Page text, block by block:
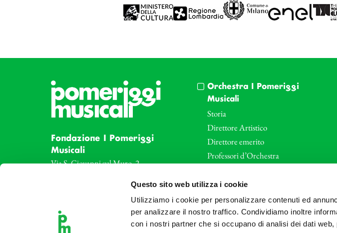
Questo sito web utilizza i cookie
Utilizziamo i cookie per personalizzare contenuti ed
per analizzare il nostro traffico. Condividiamo inoltre
con i nostri partner che si occupano di analisi dei dati
Fondazione I Pomeriggi
Musicali
Via S. Giovanni sul Muro, 2
Tel: +39 02 87905
Orchestra I Pomeriggi
Musicali
Storia
Direttore Artistico
Direttore emerito
Professori d’Orchestra
Le sale
Art Bonus